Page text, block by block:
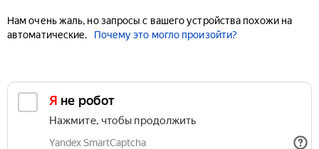
Нам очень жаль, но запросы с вашего устройства похожи на
автоматические.
Почему это могло произойти?
Я не робот
Нажмите, чтобы продолжить
Yandex SmartCaptcha